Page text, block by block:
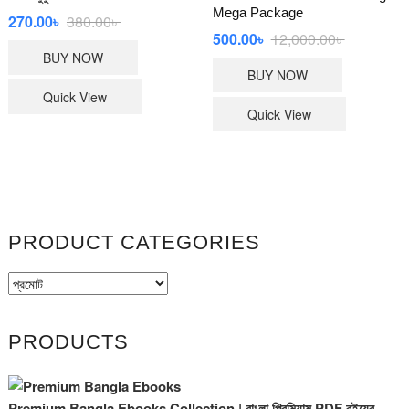
380.00৳Original
270.00৳ Current
BUY NOW
Quick View
Mega Package
12,000.00৳Original
500.00৳ Current
BUY NOW
Quick View
PRODUCT CATEGORIES
PRODUCTS